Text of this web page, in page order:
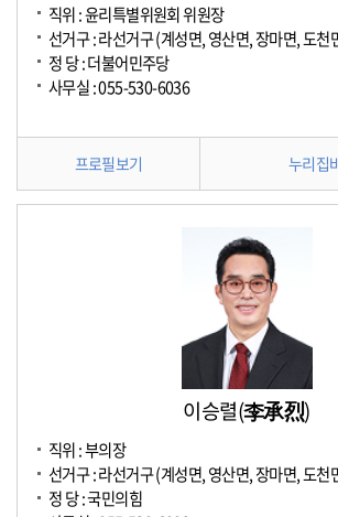
직위 : 윤리특별위원회 위원장
선거구 : 라선거구 (계성면, 영산면, 장마면, 도천
정 당 : 더불어민주당
사무실 : 055-530-6036
프로필보기 누리집
이승렬(李承烈)
직위 : 부의장
선거구 : 라선거구 (계성면, 영산면, 장마면, 도천
정 당 : 국민의힘